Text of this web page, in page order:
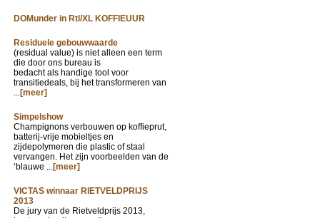
DOMunder in Rtl/XL KOFFIEUUR
Residuele gebouwwaarde
(residual value) is niet alleen een term
die door ons bureau is
bedacht als handige tool voor
transitiedeals, bij het transformeren van
...[meer]
Simpelshow
Champignons verbouwen op koffieprut,
batterij-vrije mobieltjes en
zijdepolymeren die plastic of staal
vervangen. Het zijn voorbeelden van de
‘blauwe ...[meer]
VICTAS winnaar RIETVELDPRIJS
2013
De jury van de Rietveldprijs 2013,